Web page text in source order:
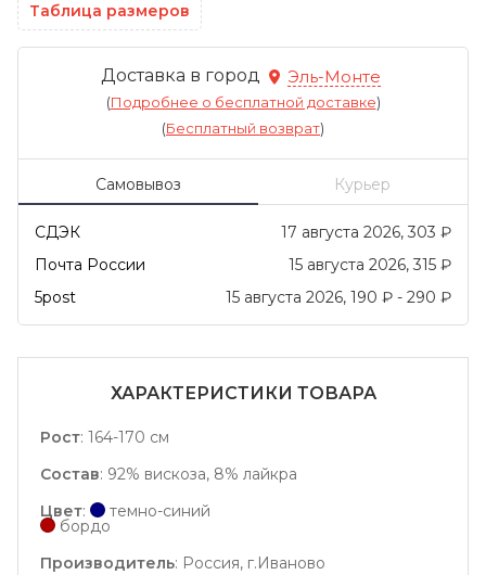
Таблица размеров
Доставка в город Эль-Монте
(Подробнее о бесплатной доставке)
(Бесплатный возврат)
Самовывоз Курьер
СДЭК 17 августа 2026 303 ₽
Почта России
15 августа 2026 315 ₽
5post
15 августа 2026 190 ₽ - 290 ₽
ХАРАКТЕРИСТИКИ ТОВАРА
Рост: 164-170 см
Состав: 92% вискоза, 8% лайкра
Цвет: темно-синий
бордо
Производитель: Россия, г.Иваново